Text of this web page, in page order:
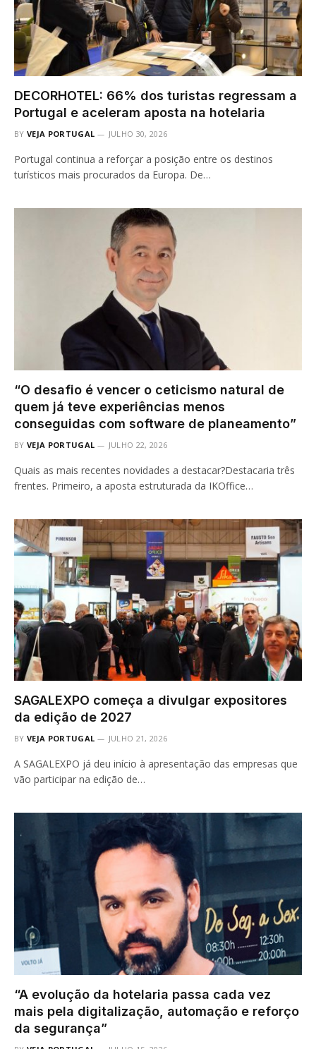
DECORHOTEL: 66% dos turistas regressam a
Portugal e aceleram aposta na hotelaria
BY VEJA PORTUGAL JULHO 30, 2026
Portugal continua a reforçar a posição entre os destinos
turísticos mais procurados da Europa. De…
“O desafio é vencer o ceticismo natural de
quem já teve experiências menos
conseguidas com software de planeamento”
BY VEJA PORTUGAL JULHO 22, 2026
Quais as mais recentes novidades a destacar?Destacaria três
frentes. Primeiro, a aposta estruturada da IKOffice…
SAGALEXPO começa a divulgar expositores
da edição de 2027
BY VEJA PORTUGAL JULHO 21, 2026
A SAGALEXPO já deu início à apresentação das empresas que
vão participar na edição de…
“A evolução da hotelaria passa cada vez
mais pela digitalização, automação e reforço
da segurança”